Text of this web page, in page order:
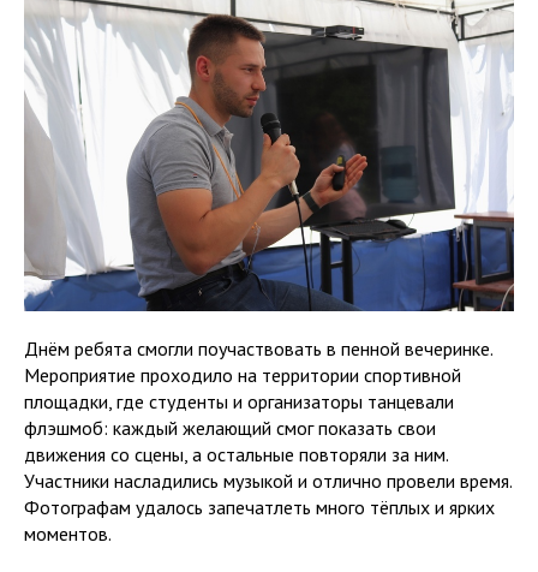
Днём ребята смогли поучаствовать в пенной вечеринке.
Мероприятие проходило на территории спортивной
площадки, где студенты и организаторы танцевали
флэшмоб: каждый желающий смог показать свои
движения со сцены, а остальные повторяли за ним.
Участники насладились музыкой и отлично провели время.
Фотографам удалось запечатлеть много тёплых и ярких
моментов.